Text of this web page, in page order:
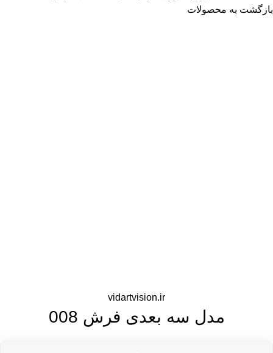
بازگشت به محصولات
vidartvision.ir
مدل سه بعدی فرش 008